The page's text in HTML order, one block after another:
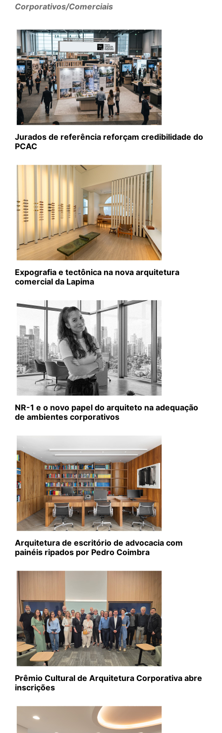
Corporativos/Comerciais
Jurados de referência reforçam credibilidade do
PCAC
Expografia e tectônica na nova arquitetura
comercial da Lapima
NR-1 e o novo papel do arquiteto na adequação
de ambientes corporativos
Arquitetura de escritório de advocacia com
painéis ripados por Pedro Coimbra
Prêmio Cultural de Arquitetura Corporativa abre
inscrições